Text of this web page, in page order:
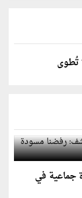
تُطوى
يكشف: رفضنا
جماعية في